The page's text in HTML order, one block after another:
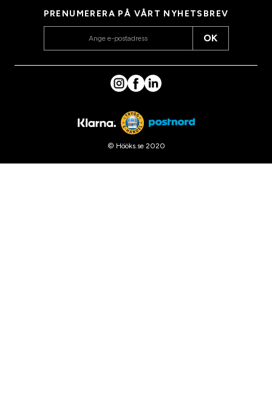
PRENUMERERA PÅ VÅRT NYHETSBREV
OK
© Hööks.se 2020